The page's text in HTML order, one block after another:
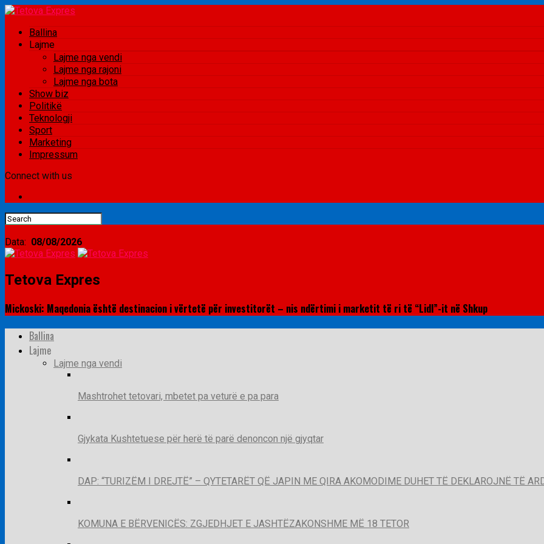
Ballina
Lajme
Lajme nga vendi
Lajme nga rajoni
Lajme nga bota
Show biz
Politikë
Teknologji
Sport
Marketing
Impressum
Connect with us
Data: 08/08/2026
Tetova Expres
Mickoski: Maqedonia është destinacion i vërtetë për investitorët – nis ndërtimi i marketit të ri të “Lidl”-it në Shkup
Ballina
Lajme
Lajme nga vendi
Mashtrohet tetovari, mbetet pa veturë e pa para
Gjykata Kushtetuese për herë të parë denoncon një gjyqtar
DAP: “TURIZËM I DREJTË” – QYTETARËT QË JAPIN ME QIRA AKOMODIME DUHET TË DEKLAROJNË TË
KOMUNA E BËRVENICËS: ZGJEDHJET E JASHTËZAKONSHME MË 18 TETOR